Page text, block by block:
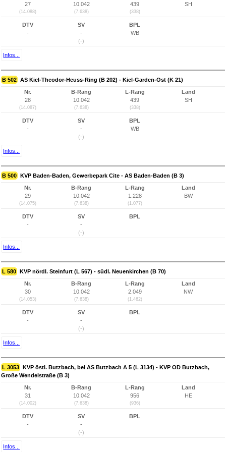
27
(14.088)
10.042
(7.638)
439
(338)
SH
DTV
-
SV
-
(-)
BPL
WB
Infos...
B 502 AS Kiel-Theodor-Heuss-Ring (B 202) - Kiel-Garden-Ost (K 21)
Nr.
28
(14.087)
B-Rang
10.042
(7.638)
L-Rang
439
(338)
Land
SH
DTV
-
SV
-
(-)
BPL
WB
Infos...
B 500 KVP Baden-Baden, Gewerbepark Cite - AS Baden-Baden (B 3)
Nr.
29
(14.075)
B-Rang
10.042
(7.638)
L-Rang
1.228
(1.077)
Land
BW
DTV
-
SV
-
(-)
BPL
Infos...
L 580 KVP nördl. Steinfurt (L 567) - südl. Neuenkirchen (B 70)
Nr.
30
(14.053)
B-Rang
10.042
(7.638)
L-Rang
2.049
(1.462)
Land
NW
DTV
-
SV
-
(-)
BPL
Infos...
L 3053 KVP östl. Butzbach, bei AS Butzbach A 5 (L 3134) - KVP OD Butzbach,
Große Wendelstraße (B 3)
Nr.
31
(14.002)
B-Rang
10.042
(7.638)
L-Rang
956
(936)
Land
HE
DTV
-
SV
-
(-)
BPL
Infos...